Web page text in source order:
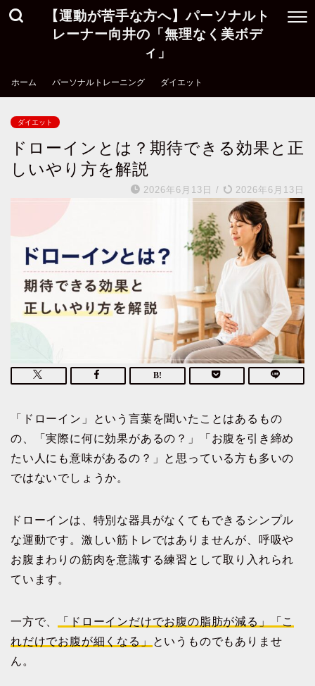
【運動が苦手な方へ】パーソナルト
レーナー向井の「無理なく美ボデ
ィ」
ホーム パーソナルトレーニング ダイエット
ダイエット
ドローインとは？期待できる効果と正
しいやり方を解説
2026年6月13日 / 2026年6月13日
「ドローイン」という言葉を聞いたことはあるもの
の、「実際に何に効果があるの？」「お腹を引き締め
たい人にも意味があるの？」と思っている方も多いの
ではないでしょうか。
ドローインは、特別な器具がなくてもできるシンプル
な運動です。激しい筋トレではありませんが、呼吸や
お腹まわりの筋肉を意識する練習として取り入れられ
ています。
一方で、
「ドローインだけでお腹の脂肪が減る」「こ
れだけでお腹が細くなる」
というものでもありませ
ん。